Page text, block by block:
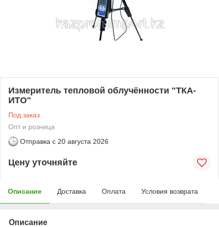
Измеритель тепловой облучённости "ТКА-
ИТО"
Под заказ
Опт и розница
Отправка с 20 августа 2026
Цену уточняйте
Описание Доставка Оплата Условия возврата
Описание